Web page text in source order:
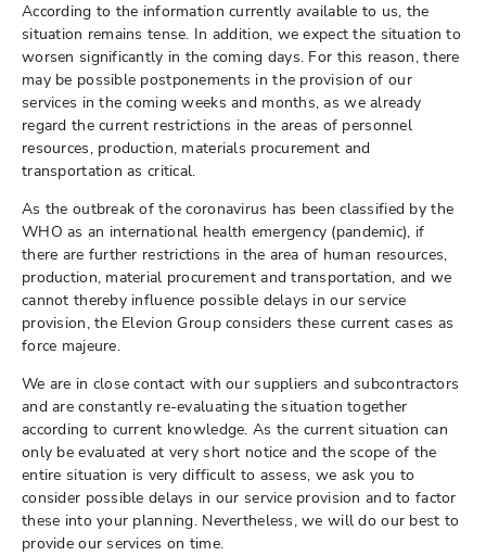
According to the information currently available to us, the
situation remains tense. In addition, we expect the situation to
worsen significantly in the coming days. For this reason, there
may be possible postponements in the provision of our
services in the coming weeks and months, as we already
regard the current restrictions in the areas of personnel
resources, production, materials procurement and
transportation as critical.
As the outbreak of the coronavirus has been classified by the
WHO as an international health emergency (pandemic), if
there are further restrictions in the area of human resources,
production, material procurement and transportation, and we
cannot thereby influence possible delays in our service
provision, the Elevion Group considers these current cases as
force majeure.
We are in close contact with our suppliers and subcontractors
and are constantly re-evaluating the situation together
according to current knowledge. As the current situation can
only be evaluated at very short notice and the scope of the
entire situation is very difficult to assess, we ask you to
consider possible delays in our service provision and to factor
these into your planning. Nevertheless, we will do our best to
provide our services on time.